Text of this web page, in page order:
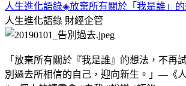
人生進化語錄◈放棄所有關於「我是誰」
人生進化語錄 財經企管
「放棄所有關於『我是誰』的想法，不再
別過去所相信的自己，迎向新生。」—《